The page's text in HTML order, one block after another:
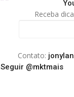
Receba
Contato:
Seguir @mktmais